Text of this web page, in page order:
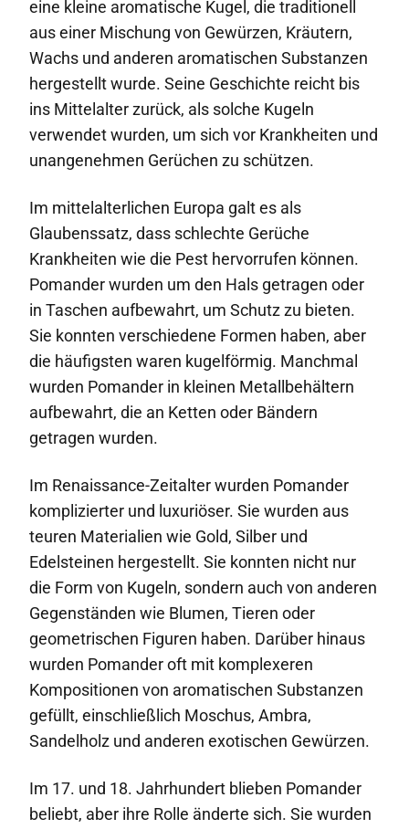
eine kleine aromatische Kugel, die traditionell
aus einer Mischung von Gewürzen, Kräutern,
Wachs und anderen aromatischen Substanzen
hergestellt wurde. Seine Geschichte reicht bis
ins Mittelalter zurück, als solche Kugeln
verwendet wurden, um sich vor Krankheiten und
unangenehmen Gerüchen zu schützen.
Im mittelalterlichen Europa galt es als
Glaubenssatz, dass schlechte Gerüche
Krankheiten wie die Pest hervorrufen können.
Pomander wurden um den Hals getragen oder
in Taschen aufbewahrt, um Schutz zu bieten.
Sie konnten verschiedene Formen haben, aber
die häufigsten waren kugelförmig. Manchmal
wurden Pomander in kleinen Metallbehältern
aufbewahrt, die an Ketten oder Bändern
getragen wurden.
Im Renaissance-Zeitalter wurden Pomander
komplizierter und luxuriöser. Sie wurden aus
teuren Materialien wie Gold, Silber und
Edelsteinen hergestellt. Sie konnten nicht nur
die Form von Kugeln, sondern auch von anderen
Gegenständen wie Blumen, Tieren oder
geometrischen Figuren haben. Darüber hinaus
wurden Pomander oft mit komplexeren
Kompositionen von aromatischen Substanzen
gefüllt, einschließlich Moschus, Ambra,
Sandelholz und anderen exotischen Gewürzen.
Im 17. und 18. Jahrhundert blieben Pomander
beliebt, aber ihre Rolle änderte sich. Sie wurden